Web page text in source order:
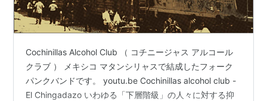
Gypsy [DVD]
出版社/メーカー:Lions Gate
発売日:
2005/03/15
メディア:
DVD
クリック: 40回
この商品を含むブログ (1件) を見る
Cochinillas Alcohol Club （ コチニージャス アルコール
クラブ ） メキシコ マタンシリャスで結成したフォーク
パンクバンドです。 youtu.be Cochinillas alcohol club -
El Chingadazo いわゆる「下層階級」の人々に対する抑